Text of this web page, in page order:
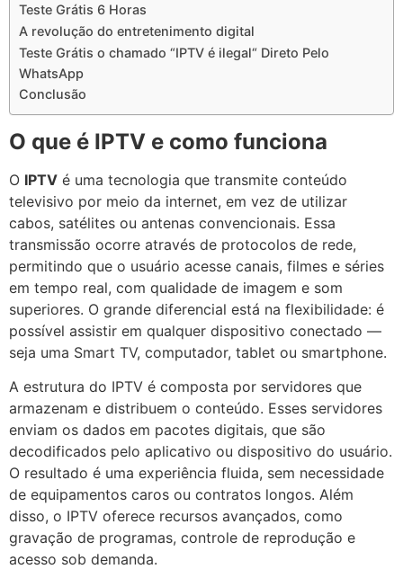
Teste Grátis 6 Horas
A revolução do entretenimento digital
Teste Grátis o chamado “IPTV é ilegal“ Direto Pelo
WhatsApp
Conclusão
O que é IPTV e como funciona
O IPTV é uma tecnologia que transmite conteúdo
televisivo por meio da internet, em vez de utilizar
cabos, satélites ou antenas convencionais. Essa
transmissão ocorre através de protocolos de rede,
permitindo que o usuário acesse canais, filmes e séries
em tempo real, com qualidade de imagem e som
superiores. O grande diferencial está na flexibilidade: é
possível assistir em qualquer dispositivo conectado —
seja uma Smart TV, computador, tablet ou smartphone.
A estrutura do IPTV é composta por servidores que
armazenam e distribuem o conteúdo. Esses servidores
enviam os dados em pacotes digitais, que são
decodificados pelo aplicativo ou dispositivo do usuário.
O resultado é uma experiência fluida, sem necessidade
de equipamentos caros ou contratos longos. Além
disso, o IPTV oferece recursos avançados, como
gravação de programas, controle de reprodução e
acesso sob demanda.